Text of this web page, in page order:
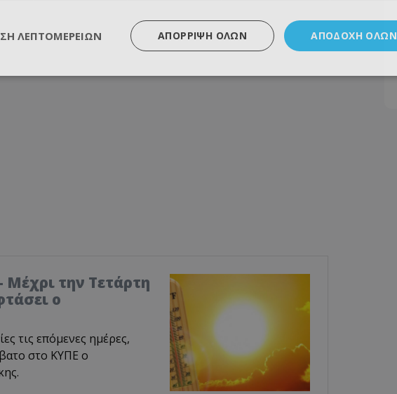
την Τετάρτη
ο
τις επόμενες ημέρες,
στο ΚΥΠΕ ο
ΑΠΟΔΟΧΉ ΌΛΩΝ
ΑΠΌΡΡΙΨΗ ΌΛΩΝ
ΛΕΠΤΟΜΕΡΕΙΏΝ